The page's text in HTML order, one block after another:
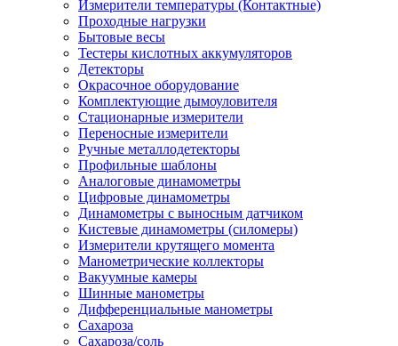
Измерители температуры (Контактные)
Проходные нагрузки
Бытовые весы
Тестеры кислотных аккумуляторов
Детекторы
Окрасочное оборудование
Комплектующие дымоуловителя
Стационарные измерители
Переносные измерители
Ручные металлодетекторы
Профильные шаблоны
Аналоговые динамометры
Цифровые динамометры
Динамометры с выносным датчиком
Кистевые динамометры (силомеры)
Измерители крутящего момента
Манометрические коллекторы
Вакуумные камеры
Шинные манометры
Дифференциальные манометры
Сахароза
Сахароза/соль